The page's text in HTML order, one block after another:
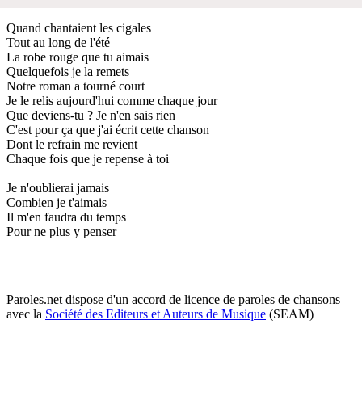
Quand chantaient les cigales
Tout au long de l'été
La robe rouge que tu aimais
Quelquefois je la remets
Notre roman a tourné court
Je le relis aujourd'hui comme chaque jour
Que deviens-tu ? Je n'en sais rien
C'est pour ça que j'ai écrit cette chanson
Dont le refrain me revient
Chaque fois que je repense à toi
Je n'oublierai jamais
Combien je t'aimais
Il m'en faudra du temps
Pour ne plus y penser
Paroles.net dispose d'un accord de licence de paroles de chansons
avec la Société des Editeurs et Auteurs de Musique (SEAM)